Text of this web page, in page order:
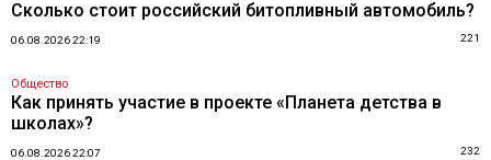
Сколько стоит российский битопливный автомобиль?
06.08.2026 22:19 221
Общество
Как принять участие в проекте «Планета детства в
школах»?
06.08.2026 22:07 232